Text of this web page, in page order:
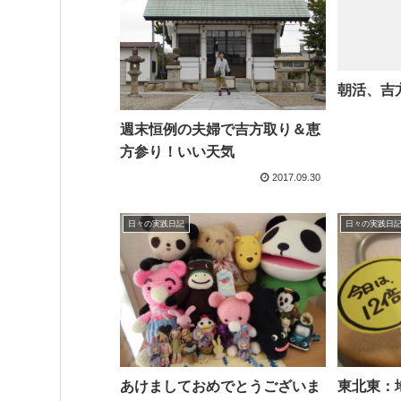
週末恒例の夫婦で吉方取り＆恵
方参り！いい天気
2017.09.30
朝活、吉
日々の実践日記
あけましておめでとうございま
日々の実践日記
東北東：